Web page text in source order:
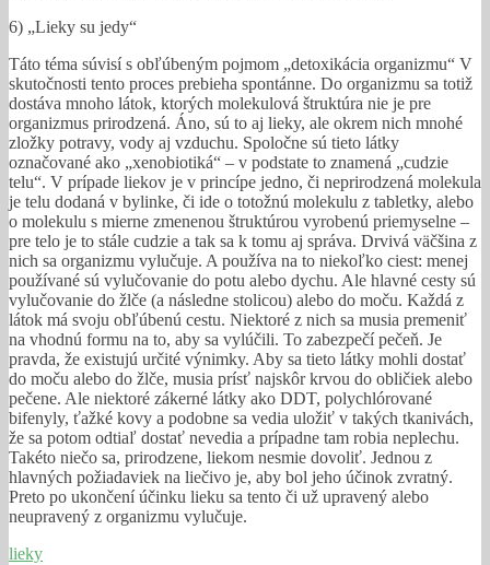
6) „Lieky su jedy“
Táto téma súvisí s obľúbeným pojmom „detoxikácia organizmu“ V
skutočnosti tento proces prebieha spontánne. Do organizmu sa totiž
dostáva mnoho látok, ktorých molekulová štruktúra nie je pre
organizmus prirodzená. Áno, sú to aj lieky, ale okrem nich mnohé
zložky potravy, vody aj vzduchu. Spoločne sú tieto látky
označované ako „xenobiotiká“ – v podstate to znamená „cudzie
telu“. V prípade liekov je v princípe jedno, či neprirodzená molekula
je telu dodaná v bylinke, či ide o totožnú molekulu z tabletky, alebo
o molekulu s mierne zmenenou štruktúrou vyrobenú priemyselne –
pre telo je to stále cudzie a tak sa k tomu aj správa. Drvivá väčšina z
nich sa organizmu vylučuje. A používa na to niekoľko ciest: menej
používané sú vylučovanie do potu alebo dychu. Ale hlavné cesty sú
vylučovanie do žlče (a následne stolicou) alebo do moču. Každá z
látok má svoju obľúbenú cestu. Niektoré z nich sa musia premeniť
na vhodnú formu na to, aby sa vylúčili. To zabezpečí pečeň. Je
pravda, že existujú určité výnimky. Aby sa tieto látky mohli dostať
do moču alebo do žlče, musia prísť najskôr krvou do obličiek alebo
pečene. Ale niektoré zákerné látky ako DDT, polychlórované
bifenyly, ťažké kovy a podobne sa vedia uložiť v takých tkanivách,
že sa potom odtiaľ dostať nevedia a prípadne tam robia neplechu.
Takéto niečo sa, prirodzene, liekom nesmie dovoliť. Jednou z
hlavných požiadaviek na liečivo je, aby bol jeho účinok zvratný.
Preto po ukončení účinku lieku sa tento či už upravený alebo
neupravený z organizmu vylučuje.
lieky